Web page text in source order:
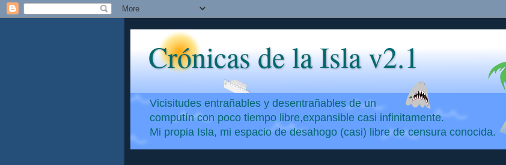
Crónicas de la Isla v2.1
Vicisitudes entrañables y desentrañables de un
computín con poco tiempo libre,expansible casi infinitamente.
Mi propia Isla, mi espacio de desahogo (casi) libre de censura conocida.